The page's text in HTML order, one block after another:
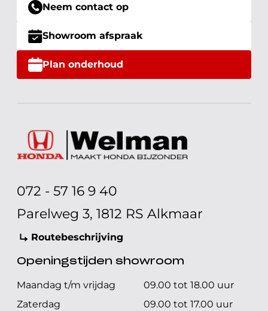
Neem contact op
Showroom afspraak
Plan onderhoud
072 - 57 16 9 40
Parelweg 3, 1812 RS Alkmaar
Routebeschrijving
Openingstijden showroom
Maandag t/m vrijdag
09.00 tot 18.00 uur
Zaterdag
09.00 tot 17.00 uur